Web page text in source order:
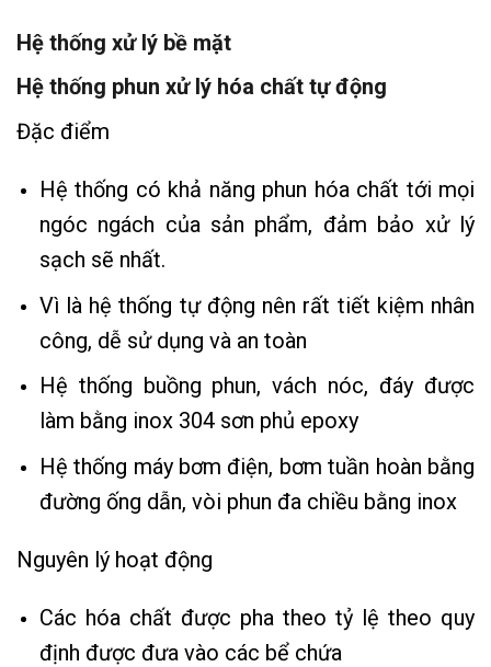
Hệ thống xử lý bề mặt
Hệ thống phun xử lý hóa chất tự động
Đặc điểm
Hệ thống có khả năng phun hóa chất tới mọi
ngóc ngách của sản phẩm, đảm bảo xử lý
sạch sẽ nhất.
Vì là hệ thống tự động nên rất tiết kiệm nhân
công, dễ sử dụng và an toàn
Hệ thống buồng phun, vách nóc, đáy được
làm bằng inox 304 sơn phủ epoxy
Hệ thống máy bơm điện, bơm tuần hoàn bằng
đường ống dẫn, vòi phun đa chiều bằng inox
Nguyên lý hoạt động
Các hóa chất được pha theo tỷ lệ theo quy
định được đưa vào các bể chứa